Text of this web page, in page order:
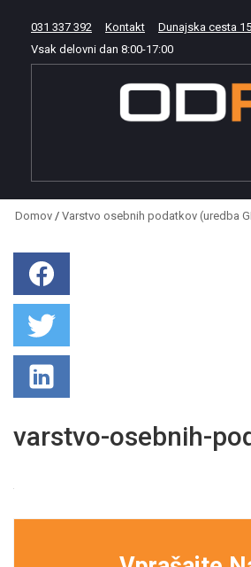
031 337 392 Kontakt
Dunajska cesta
Vsak delovni dan 8:00-17:00
Domov / Varstvo osebnih podatkov (uredba
varstvo-osebnih-